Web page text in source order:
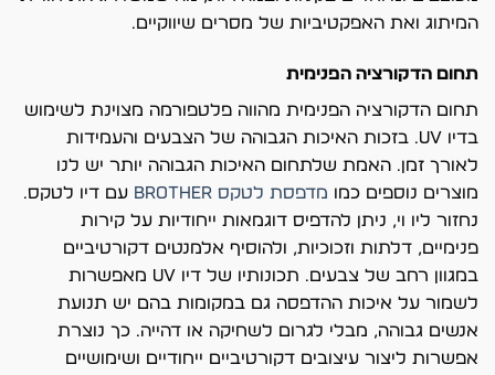
המיתוג ואת האפקטיביות של מסרים שיווקיים.
תחום הדקורציה הפנימית
תחום הדקורציה הפנימית מהווה פלטפורמה מצוינת לשימוש
בדיו UV. בזכות האיכות הגבוהה של הצבעים והעמידות
לאורך זמן. האמת שלתחום האיכות הגבוהה יותר יש לנו
מוצרים נוספים כמו מדפסת לטקס brother
עם דיו לטקס.
נחזור ליו וי, ניתן להדפיס דוגמאות ייחודיות על קירות
פנימיים, דלתות וזכוכיות, ולהוסיף אלמנטים דקורטיביים
במגוון רחב של צבעים. תכונותיו של דיו UV מאפשרות
לשמור על איכות ההדפסה גם במקומות בהם יש תנועת
אנשים גבוהה, מבלי לגרום לשחיקה או דהייה. כך נוצרת
אפשרות ליצור עיצובים דקורטיביים ייחודיים ושימושיים